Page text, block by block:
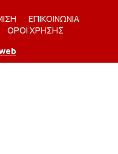
ΕΠΙΚΟΙΝΩΝΙΑ
ΟΡΟΙ ΧΡΗΣΗΣ